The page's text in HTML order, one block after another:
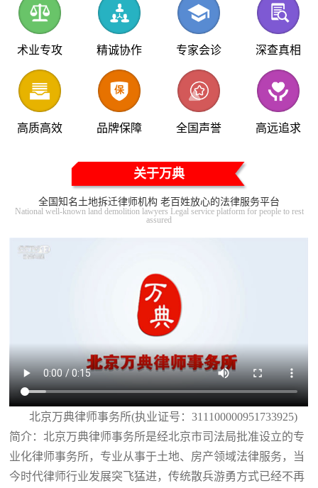
术业专攻 精诚协作 专家会诊 深查真相
高质高效 品牌保障 全国声誉 高远追求
关于万典
全国知名土地拆迁律师机构 老百姓放心的法律服务平台
National well-known land demolition lawyers Legal service platform for people to rest
assured
北京万典律师事务所(执业证号：311100000951733925)
简介：北京万典律师事务所是经北京市司法局批准设立的专
业化律师事务所，专业从事于土地、房产领域法律服务，当
今时代律师行业发展突飞猛进，传统散兵游勇方式已经不再